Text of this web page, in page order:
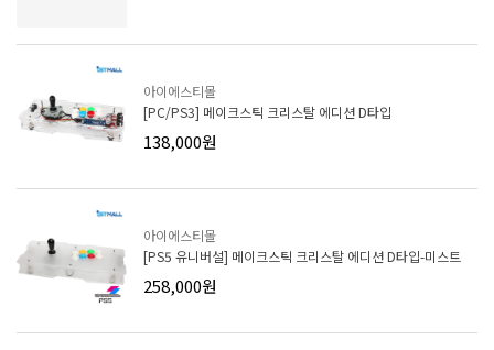
아이에스티몰
[PC/PS3] 메이크스틱 크리스탈 에디션 D타입
138,000원
아이에스티몰
[PS5 유니버설] 메이크스틱 크리스탈 에디션 D타입-미스트
258,000원